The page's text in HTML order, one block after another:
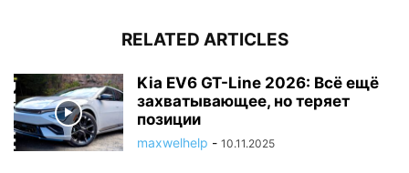
RELATED ARTICLES
Kia EV6 GT-Line 2026: Всё ещё
захватывающее, но теряет
позиции
maxwelhelp - 10.11.2025